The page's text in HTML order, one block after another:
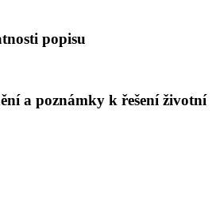
popisu
a poznámky k řešení životní